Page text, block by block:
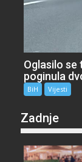
Oglasilo se
poginula
BiH Vijesti
Zadnje